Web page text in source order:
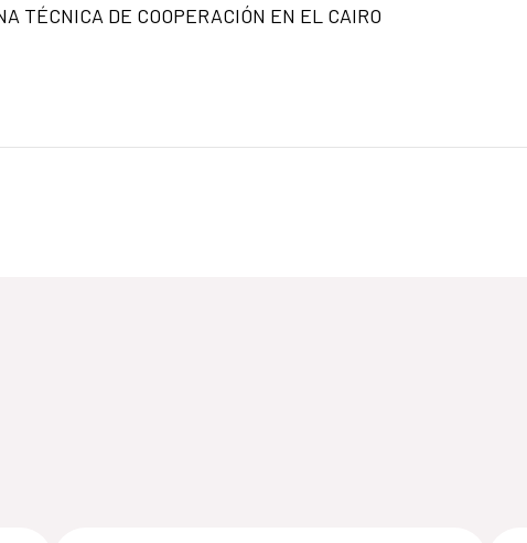
TÉCNICA DE COOPERACIÓN EN EL CAIRO